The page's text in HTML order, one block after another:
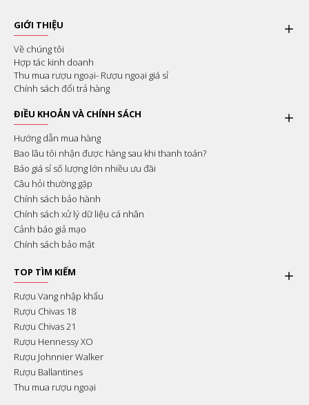
GIỚI THIỆU
Về chúng tôi
Hợp tác kinh doanh
Thu mua rượu ngoại- Rượu ngoại giá sỉ
Chính sách đổi trả hàng
ĐIỀU KHOẢN VÀ CHÍNH SÁCH
Hướng dẫn mua hàng
Bao lâu tôi nhận được hàng sau khi thanh toán?
Báo giá sỉ số lượng lớn nhiều ưu đãi
Câu hỏi thường gặp
Chính sách bảo hành
Chính sách xử lý dữ liệu cá nhân
Cảnh báo giả mạo
Chính sách bảo mật
TOP TÌM KIẾM
Rượu Vang nhập khẩu
Rượu Chivas 18
Rượu Chivas 21
Rượu Hennessy XO
Rượu Johnnier Walker
Rượu Ballantines
Thu mua rượu ngoại